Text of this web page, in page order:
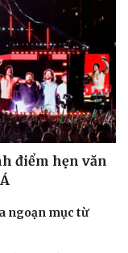
điểm hẹn văn
ngoạn mục từ